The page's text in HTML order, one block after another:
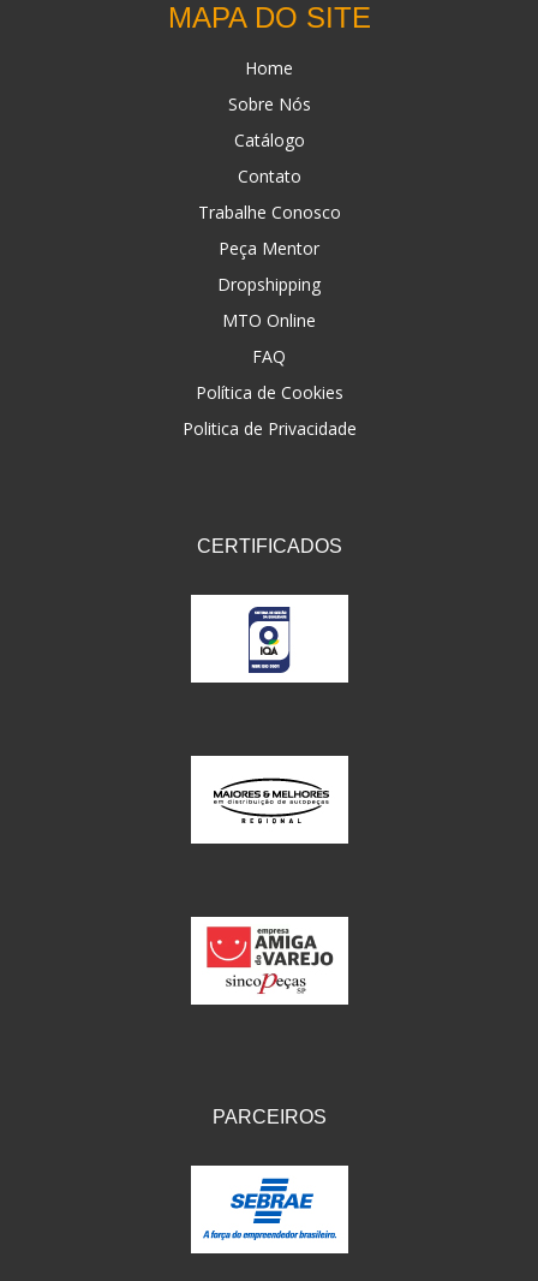
MAPA DO SITE
Home
Sobre Nós
Catálogo
Contato
Trabalhe Conosco
Peça Mentor
Dropshipping
MTO Online
FAQ
Política de Cookies
Politica de Privacidade
CERTIFICADOS
PARCEIROS